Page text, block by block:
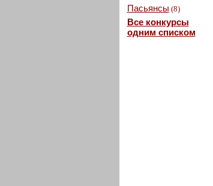
Пасьянсы (8)
Все конкурсы
одним списком